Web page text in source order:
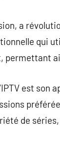
a
qui
permettant
est
de